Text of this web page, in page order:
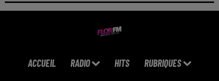
ACCUEIL RADIO HITS RUBRIQUES